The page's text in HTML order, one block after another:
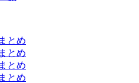
とめ
とめ
とめ
とめ